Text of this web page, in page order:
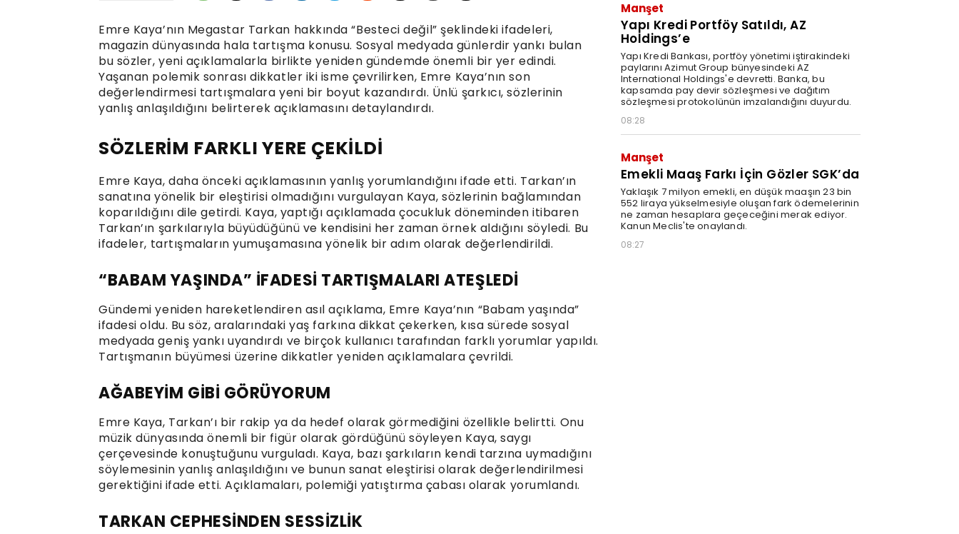
Emre Kaya’nın Megastar Tarkan hakkında “Besteci değil” şeklindeki ifadeleri,
magazin dünyasında hala tartışma konusu. Sosyal medyada günlerdir yankı bulan
bu sözler, yeni açıklamalarla birlikte yeniden gündemde önemli bir yer edindi.
Yaşanan polemik sonrası dikkatler iki isme çevrilirken, Emre Kaya’nın son
değerlendirmesi tartışmalara yeni bir boyut kazandırdı. Ünlü şarkıcı, sözlerinin
yanlış anlaşıldığını belirterek açıklamasını detaylandırdı.
SÖZLERİM FARKLI YERE ÇEKİLDİ
Emre Kaya, daha önceki açıklamasının yanlış yorumlandığını ifade etti. Tarkan’ın
sanatına yönelik bir eleştirisi olmadığını vurgulayan Kaya, sözlerinin bağlamından
koparıldığını dile getirdi. Kaya, yaptığı açıklamada çocukluk döneminden itibaren
Tarkan’ın şarkılarıyla büyüdüğünü ve kendisini her zaman örnek aldığını söyledi. Bu
ifadeler, tartışmaların yumuşamasına yönelik bir adım olarak değerlendirildi.
“BABAM YAŞINDA” İFADESİ TARTIŞMALARI ATEŞLEDİ
Gündemi yeniden hareketlendiren asıl açıklama, Emre Kaya’nın “Babam yaşında”
ifadesi oldu. Bu söz, aralarındaki yaş farkına dikkat çekerken, kısa sürede sosyal
medyada geniş yankı uyandırdı ve birçok kullanıcı tarafından farklı yorumlar yapıldı.
Tartışmanın büyümesi üzerine dikkatler yeniden açıklamalara çevrildi.
AĞABEYİM GİBİ GÖRÜYORUM
Emre Kaya, Tarkan’ı bir rakip ya da hedef olarak görmediğini özellikle belirtti. Onu
müzik dünyasında önemli bir figür olarak gördüğünü söyleyen Kaya, saygı
çerçevesinde konuştuğunu vurguladı. Kaya, bazı şarkıların kendi tarzına uymadığını
söylemesinin yanlış anlaşıldığını ve bunun sanat eleştirisi olarak değerlendirilmesi
gerektiğini ifade etti. Açıklamaları, polemiği yatıştırma çabası olarak yorumlandı.
TARKAN CEPHESİNDEN SESSİZLİK
Manşet
Yapı Kredi Portföy Satıldı, AZ
Holdings’e
Yapı Kredi Bankası, portföy yönetimi iştirakindeki
paylarını Azimut Group bünyesindeki AZ
International Holdings'e devretti. Banka, bu
kapsamda pay devir sözleşmesi ve dağıtım
sözleşmesi protokolünün imzalandığını duyurdu.
08:28
Manşet
Emekli Maaş Farkı İçin Gözler SGK’da
Yaklaşık 7 milyon emekli, en düşük maaşın 23 bin
552 liraya yükselmesiyle oluşan fark ödemelerinin
ne zaman hesaplara geçeceğini merak ediyor.
Kanun Meclis'te onaylandı.
08:27